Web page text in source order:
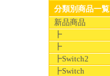
分類別商品一覧
新品商品
┣
┣
┣Switch2
┣Switch